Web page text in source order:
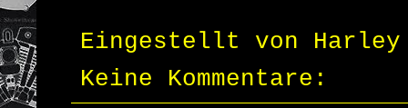
Eingestellt von
Keine Kommentare: